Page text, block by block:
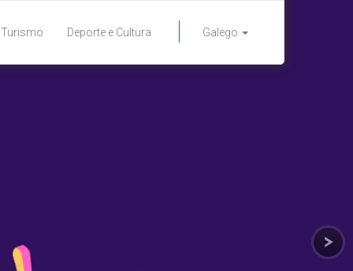
Turismo Deporte e Cultura Galego